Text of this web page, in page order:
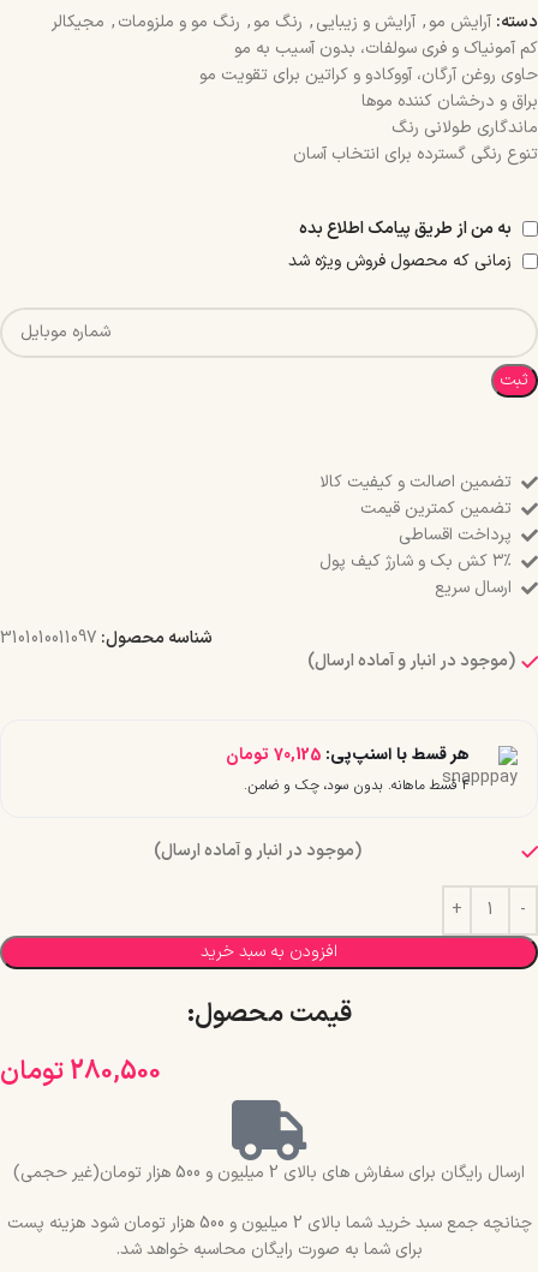
دسته: آرایش مو, آرایش و زیبایی, رنگ مو, رنگ مو و ملزومات, مجیکالر
کم آمونیاک و فری سولفات، بدون آسیب به مو
حاوی روغن آرگان، آووکادو و کراتین برای تقویت مو
براق و درخشان کننده موها
ماندگاری طولانی رنگ
تنوع رنگی گسترده برای انتخاب آسان
به من از طریق پیامک اطلاع بده
زمانی که محصول فروش ویژه شد
ثبت
تضمین اصالت و کیفیت کالا
تضمین کمترین قیمت
پرداخت اقساطی
۳٪ کش بک و شارژ کیف پول
ارسال سریع
شناسه محصول: 3101010011097
(موجود در انبار و آماده ارسال)
هر قسط با اسنپ‌پی: 70,125 تومان
۴ قسط ماهانه. بدون سود، چک و ضامن.
(موجود در انبار و آماده ارسال)
افزودن به سبد خرید
قیمت محصول:​
280,500تومان
ارسال رایگان برای سفارش های بالای 2 میلیون و 500 هزار تومان(غیر حجمی)
چنانچه جمع سبد خرید شما بالای 2 میلیون و 500 هزار تومان شود هزینه پست
برای شما به صورت رایگان محاسبه خواهد شد.